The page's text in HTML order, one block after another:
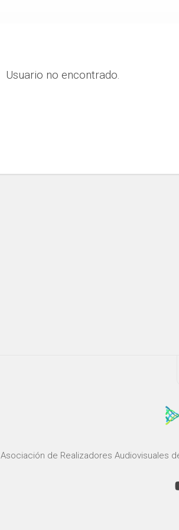
Usuario no encontrado.
Asociación de Realizadores Audiovisuales